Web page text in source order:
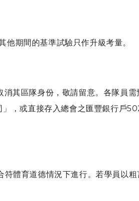
期間的基準試驗只作升級考量。
其區隊身份，敬請留意。各隊員
，或直接存入總會之匯豐銀行戶
體育道德情況下進行。若學員以